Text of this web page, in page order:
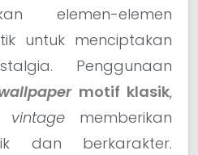
elemen-elemen
untuk menciptakan
Penggunaan
motif klasik,
vintage memberikan
dan berkarakter.